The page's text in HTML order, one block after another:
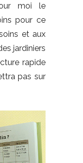
moi le
pour ce
et aux
jardiniers
rapide
pas sur